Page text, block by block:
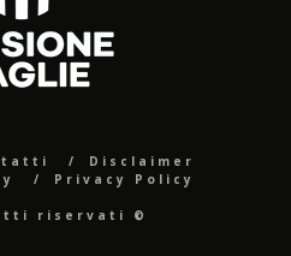
Disclaimer
Privacy Policy
riservati ©